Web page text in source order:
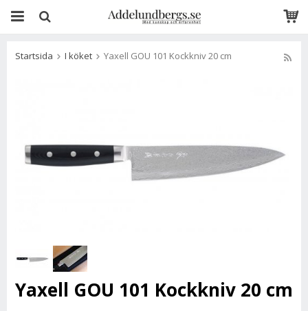
Startsida I köket Yaxell GOU 101 Kockkniv 20 cm
Yaxell GOU 101 Kockkniv 20 cm